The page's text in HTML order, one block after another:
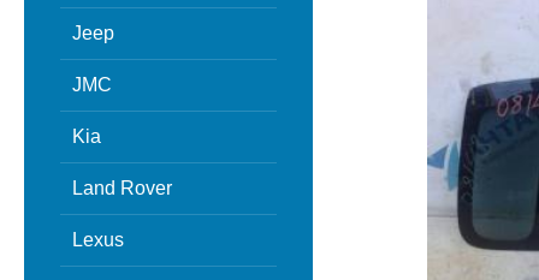
Jeep
JMC
Kia
Land Rover
Lexus